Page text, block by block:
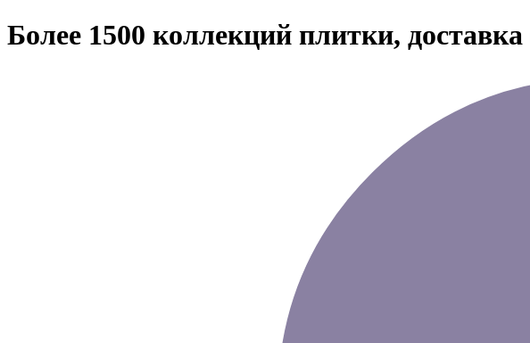
Более 1500 коллекций плитки,